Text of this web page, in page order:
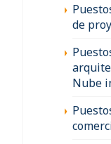
de
Nube